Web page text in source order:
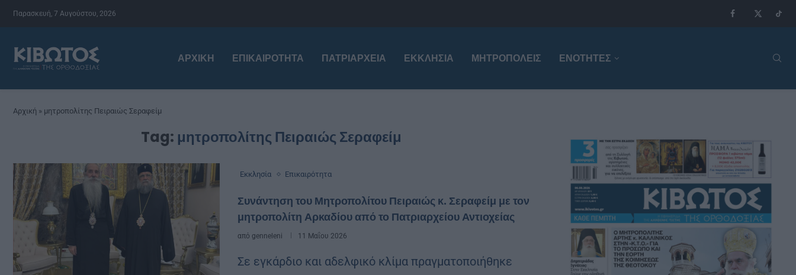
Παρασκευή, 7 Αυγούστου, 2026
ΑΡΧΙΚΉ ΕΠΙΚΑΙΡΌΤΗΤΑ ΠΑΤΡΙΑΡΧΕΊΑ ΕΚΚΛΗΣΊΑ ΜΗΤΡΟΠΌΛΕΙΣ ΕΝΟΤΗΤΕΣ
Αρχική » μητροπολίτης Πειραιώς Σεραφείμ
Tag: μητροπολίτης Πειραιώς Σεραφείμ
Εκκλησία Επικαιρότητα
Συνάντηση του Μητροπολίτου Πειραιώς κ. Σεραφείμ με τον
μητροπολίτη Αρκαδίου από το Πατριαρχείου Αντιοχείας
από genneleni 11 Μαΐου 2026
Σε εγκάρδιο και αδελφικό κλίμα πραγματοποιήθηκε